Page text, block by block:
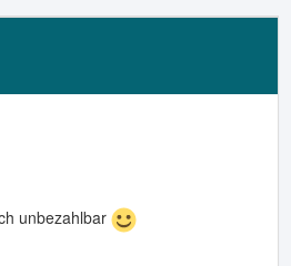
unbezahlbar